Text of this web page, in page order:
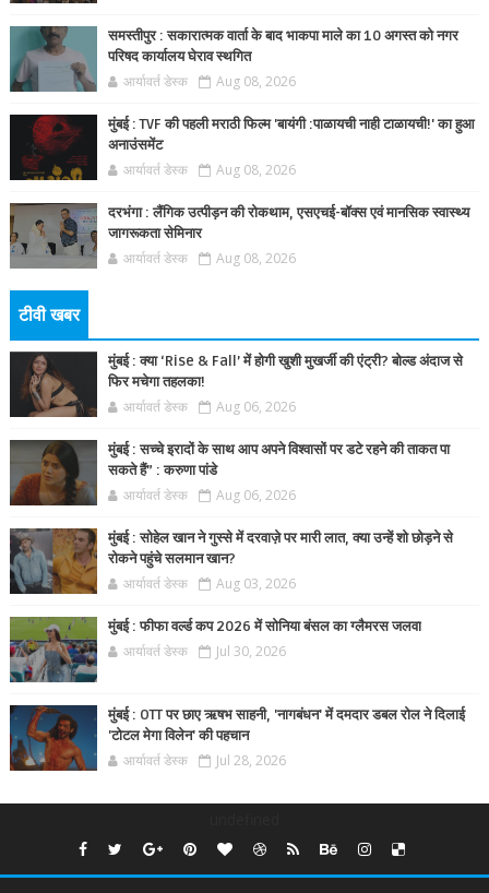
समस्तीपुर : सकारात्मक वार्ता के बाद भाकपा माले का 10 अगस्त को नगर
परिषद कार्यालय घेराव स्थगित
आर्यावर्त डेस्क Aug 08, 2026
मुंबई : TVF की पहली मराठी फिल्म 'बायंगी :पाळायची नाही टाळायची!' का हुआ
अनाउंसमेंट
आर्यावर्त डेस्क Aug 08, 2026
दरभंगा : लैंगिक उत्पीड़न की रोकथाम, एसएचई-बॉक्स एवं मानसिक स्वास्थ्य
जागरूकता सेमिनार
आर्यावर्त डेस्क Aug 08, 2026
टीवी खबर
मुंबई : क्या ‘Rise & Fall’ में होगी खुशी मुखर्जी की एंट्री? बोल्ड अंदाज से
फिर मचेगा तहलका!
आर्यावर्त डेस्क Aug 06, 2026
मुंबई : सच्चे इरादों के साथ आप अपने विश्वासों पर डटे रहने की ताकत पा
सकते हैं” : करुणा पांडे
आर्यावर्त डेस्क Aug 06, 2026
मुंबई : सोहेल खान ने गुस्से में दरवाज़े पर मारी लात, क्या उन्हें शो छोड़ने से
रोकने पहुंचे सलमान खान?
आर्यावर्त डेस्क Aug 03, 2026
मुंबई : फीफा वर्ल्ड कप 2026 में सोनिया बंसल का ग्लैमरस जलवा
आर्यावर्त डेस्क Jul 30, 2026
मुंबई : OTT पर छाए ऋषभ साहनी, 'नागबंधन' में दमदार डबल रोल ने दिलाई
'टोटल मेगा विलेन' की पहचान
आर्यावर्त डेस्क Jul 28, 2026